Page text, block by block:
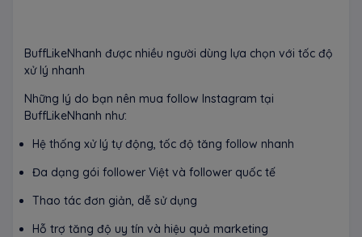
BuffLikeNhanh được nhiều người dùng lựa chọn với tốc độ
xử lý nhanh
Những lý do bạn nên mua follow Instagram tại
BuffLikeNhanh như:
Hệ thống xử lý tự động, tốc độ tăng follow nhanh
Đa dạng gói follower Việt và follower quốc tế
Thao tác đơn giản, dễ sử dụng
Hỗ trợ tăng độ uy tín và hiệu quả marketing